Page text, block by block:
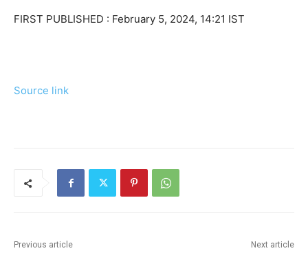
FIRST PUBLISHED : February 5, 2024, 14:21 IST
Source link
Previous article Next article